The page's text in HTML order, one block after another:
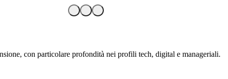
con particolare profondità nei profili tech, digital e manageriali.